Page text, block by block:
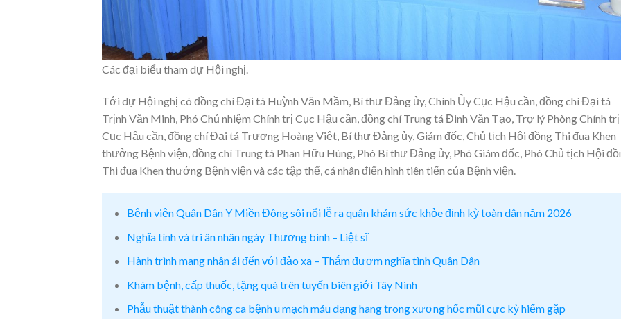
Các đại biểu tham dự Hội nghị.
Tới dự Hội nghị có đồng chí Đại tá Huỳnh Văn Mầm, Bí thư Đảng ủy, Chính Ủy Cục Hậu cần, đồng chí Đại tá
Trịnh Văn Minh, Phó Chủ nhiệm Chính trị Cục Hậu cần, đồng chí Trung tá Đinh Văn Tạo, Trợ lý Phòng Chính trị
Cục Hậu cần, đồng chí Đại tá Trương Hoàng Việt, Bí thư Đảng ủy, Giám đốc, Chủ tịch Hội đồng Thi đua Khen
thưởng Bệnh viện, đồng chí Trung tá Phan Hữu Hùng, Phó Bí thư Đảng ủy, Phó Giám đốc, Phó Chủ tịch Hội
Thi đua Khen thưởng Bệnh viện và các tập thể, cá nhân điển hình tiên tiến của Bệnh viện.
Bệnh viện Quân Dân Y Miền Đông sôi nổi lễ ra quân khám sức khỏe định kỳ toàn dân năm 2026
Nghĩa tình và tri ân nhân ngày Thương binh – Liệt sĩ
Hành trình mang nhân ái đến với đảo xa – Thắm đượm nghĩa tình Quân Dân
Khám bệnh, cấp thuốc, tặng quà trên tuyến biên giới Tây Ninh
Phẫu thuật thành công ca bệnh u mạch máu dạng hang trong xương hốc mũi cực kỳ hiếm gặp